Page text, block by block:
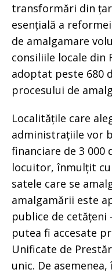
transformări din
esențială a
de amalgamare
consiliile locale din
adoptat peste 680
procesului de
Localitățile care
administrațiile vor
financiare de 3 000
locuitor, înmulțit
satele care se
amalgamării este
publice de cetățeni
putea fi accesate
Unificate de
unic. De